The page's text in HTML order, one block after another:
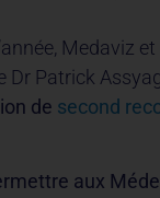
Medaviz et
Dr Patrick
de second
aux